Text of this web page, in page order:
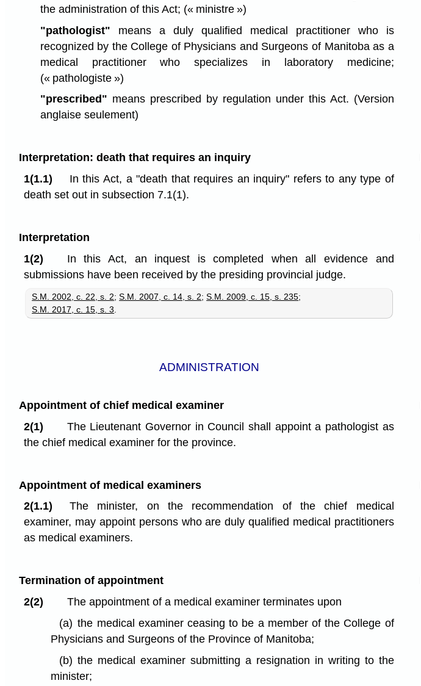
the administration of this Act; (« ministre »)
"pathologist" means a duly qualified medical practitioner who is
recognized by the College of Physicians and Surgeons of Manitoba as a
medical practitioner who specializes in laboratory medicine;
(« pathologiste »)
"prescribed" means prescribed by regulation under this Act. (Version
anglaise seulement)
Interpretation: death that requires an inquiry
1(1.1)
In this Act, a "death that requires an inquiry" refers to any type of
death set out in subsection 7.1(1).
Interpretation
1(2)
In this Act, an inquest is completed when all evidence and
submissions have been received by the presiding provincial judge.
S.M. 2002, c. 22, s. 2;S.M. 2007, c. 14, s. 2;S.M. 2009, c. 15, s. 235;
S.M. 2017, c. 15, s. 3
ADMINISTRATION
Appointment of chief medical examiner
2(1)
The Lieutenant Governor in Council shall appoint a pathologist as
the chief medical examiner for the province.
Appointment of medical examiners
2(1.1)
The minister, on the recommendation of the chief medical
examiner, may appoint persons who are duly qualified medical practitioners
as medical examiners.
Termination of appointment
2(2)
The appointment of a medical examiner terminates upon
(a) the medical examiner ceasing to be a member of the College of
Physicians and Surgeons of the Province of Manitoba;
(b) the medical examiner submitting a resignation in writing to the
minister;